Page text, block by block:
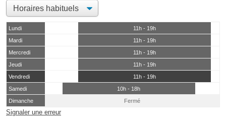
Lundi
11h - 19h
Mardi
11h - 19h
Mercredi
11h - 19h
Jeudi
11h - 19h
Vendredi
11h - 19h
Samedi
10h - 18h
Dimanche
Fermé
Signaler une erreur